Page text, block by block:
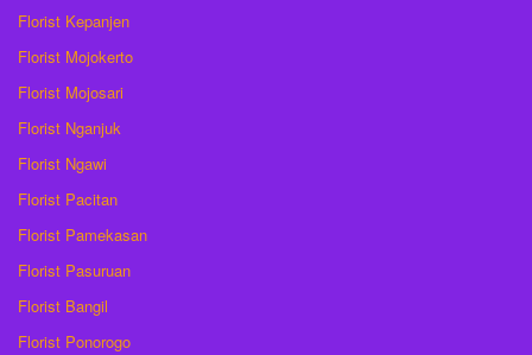
Florist Kepanjen
Florist Mojokerto
Florist Mojosari
Florist Nganjuk
Florist Ngawi
Florist Pacitan
Florist Pamekasan
Florist Pasuruan
Florist Bangil
Florist Ponorogo